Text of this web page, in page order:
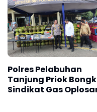
Polres Pelabuhan
Tanjung Priok
Sindikat Gas